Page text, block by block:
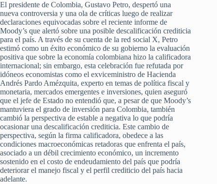
El presidente de Colombia, Gustavo Petro, despertó una
nueva controversia y una ola de críticas luego de realizar
declaraciones equivocadas sobre el reciente informe de
Moody’s que alertó sobre una posible descalificación crediticia
para el país. A través de su cuenta de la red social X, Petro
estimó como un éxito económico de su gobierno la evaluación
positiva que sobre la economía colombiana hizo la calificadora
internacional; sin embargo, esta celebración fue refutada por
idóneos economistas como el exviceministro de Hacienda
Andrés Pardo Amézquita, experto en temas de política fiscal y
monetaria, mercados emergentes e inversiones, quien aseguró
que el jefe de Estado no entendió que, a pesar de que Moody’s
mantuviera el grado de inversión para Colombia, también
cambió la perspectiva de estable a negativa lo que podría
ocasionar una descalificación crediticia. Este cambio de
perspectiva, según la firma calificadora, obedece a las
condiciones macroeconómicas retadoras que enfrenta el país,
asociado a un débil crecimiento económico, un incremento
sostenido en el costo de endeudamiento del país que podría
deteriorar el manejo fiscal y el perfil crediticio del país hacia
adelante.